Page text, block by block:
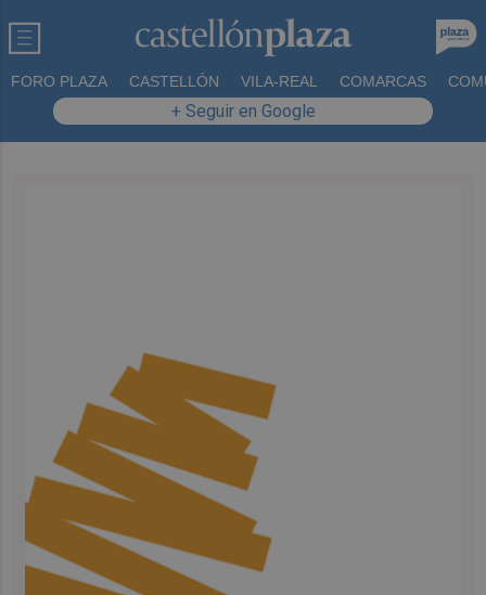
FORO PLAZA CASTELLÓN VILA-REAL COMARCAS
+ Seguir en Google